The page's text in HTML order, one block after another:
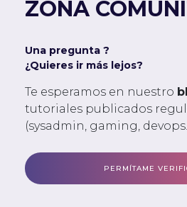
ZONA
Una pregunta ?
¿Quieres ir más lejos?
Te esperamos en nuestro
tutoriales publicados
(sysadmin, gaming,
PERMÍTAME